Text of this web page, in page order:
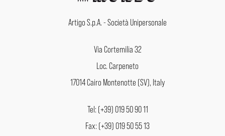
Artigo S.p.A. - Società Unipersonale
Via Cortemilia 32
Loc. Carpeneto
17014 Cairo Montenotte (SV), Italy
Tel: (+39) 019 50 90 11
Fax: (+39) 019 50 55 13